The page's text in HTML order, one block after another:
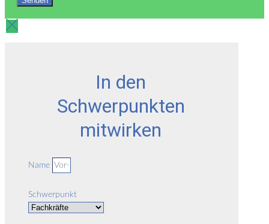
In den
Schwerpunkten
mitwirken
Name
Schwerpunkt